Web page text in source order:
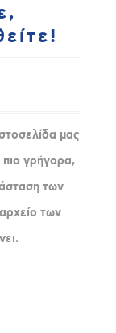
μας
γρήγορα,
των
των